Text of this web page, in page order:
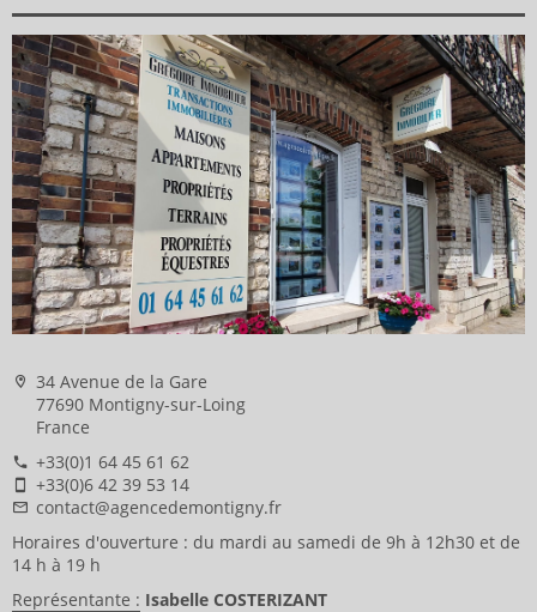
34 Avenue de la Gare
77690 Montigny-sur-Loing
France
+33(0)1 64 45 61 62
+33(0)6 42 39 53 14
contact@agencedemontigny.fr
Horaires d'ouverture : du mardi au samedi de 9h à 12h30 et de
14 h à 19 h
Représentante : Isabelle COSTERIZANT